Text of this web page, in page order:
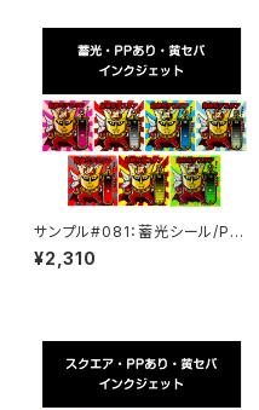
サンプル#081：蓄光シール/PP/
インクジェット/黄セパ
¥2,310